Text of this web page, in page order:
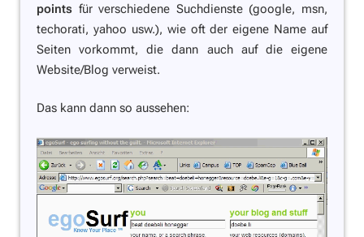
points für verschiedene Suchdienste (google, msn,
techorati, yahoo usw.), wie oft der eigene Name auf
Seiten vorkommt, die dann auch auf die eigene
Website/Blog verweist.
Das kann dann so aussehen: